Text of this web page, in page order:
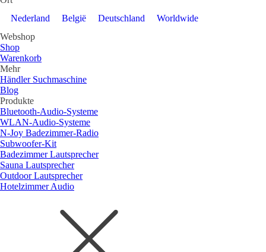
Nederland
België Deutschland
Worldwide
Webshop
Shop
Warenkorb
Mehr
Händler Suchmaschine
Blog
Produkte
Bluetooth-Audio-Systeme
WLAN-Audio-Systeme
N-Joy Badezimmer-Radio
Subwoofer-Kit
Badezimmer Lautsprecher
Sauna Lautsprecher
Outdoor Lautsprecher
Hotelzimmer Audio